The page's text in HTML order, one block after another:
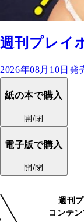
週刊プレイ
2026年08月10日発
紙の本で購入
開/閉
電子版で購入
開/閉
週刊
コンテ